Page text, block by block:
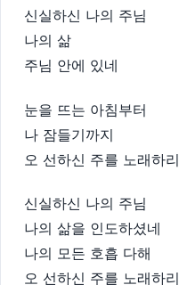
신실하신 나의 주님
나의 삶
주님 안에 있네
눈을 뜨는 아침부터
나 잠들기까지
오 선하신 주를 노래하리
신실하신 나의 주님
나의 삶을 인도하셨네
나의 모든 호흡 다해
오 선하신 주를 노래하리